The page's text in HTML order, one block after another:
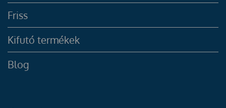
Friss
Kifutó termékek
Blog